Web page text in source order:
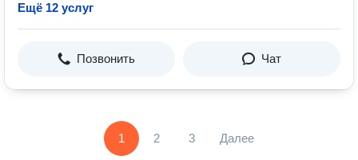
Ещё 12 услуг
Позвонить Чат
1 2 3 Далее